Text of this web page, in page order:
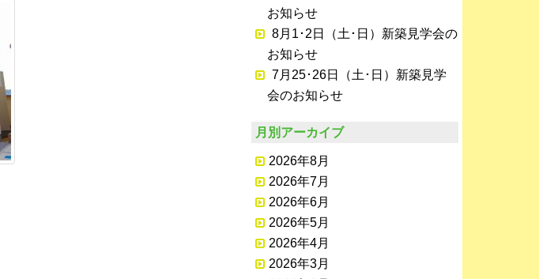
お知らせ
8月1･2日（土･日）新築見学会の
お知らせ
7月25･26日（土･日）新築見学
会のお知らせ
月別アーカイブ
2026年8月
2026年7月
2026年6月
2026年5月
2026年4月
2026年3月